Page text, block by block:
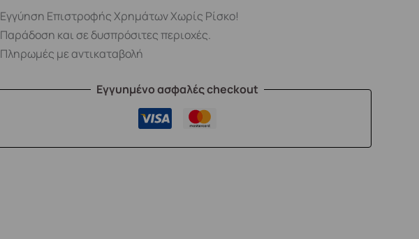
Εγγύηση Επιστροφής Χρημάτων Χωρίς Ρίσκο!
Παράδοση και σε δυσπρόσιτες περιοχές.
Πληρωμές με αντικαταβολή
Εγγυημένο ασφαλές checkout